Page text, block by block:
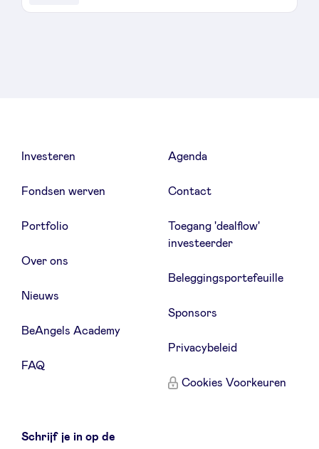
Investeren
Fondsen werven
Portfolio
Over ons
Nieuws
BeAngels Academy
FAQ
Agenda
Contact
Toegang 'dealflow'
investeerder
Beleggingsportefeuille
Sponsors
Privacybeleid
Cookies Voorkeuren
Schrijf je in op de